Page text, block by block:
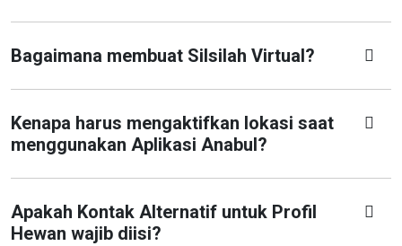
Bagaimana membuat Silsilah Virtual?
Kenapa harus mengaktifkan lokasi saat
menggunakan Aplikasi Anabul?
Apakah Kontak Alternatif untuk Profil
Hewan wajib diisi?